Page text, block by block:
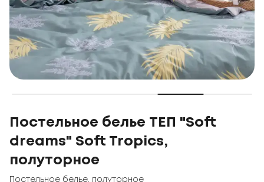
Постельное белье ТЕП "Soft
dreams" Soft Tropics,
полуторное
Постельное белье полуторное